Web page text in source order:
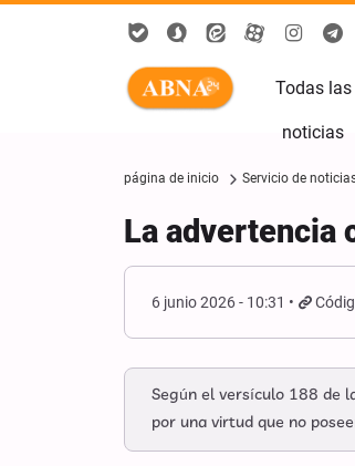
Todas las
noticias
página de inicio Servicio de
La advertencia
6 junio 2026 - 10:31
Según el versículo 188 de
por una virtud que no